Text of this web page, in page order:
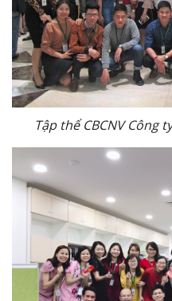
Tập thể CBCNV Công